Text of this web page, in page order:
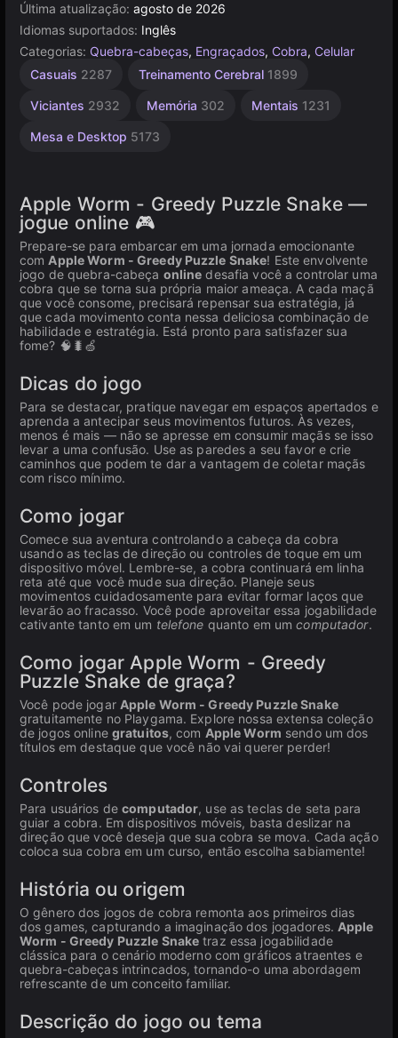
Última atualização: agosto de 2026
Idiomas suportados: Inglês
Categorias: Quebra-cabeças, Engraçados, Cobra, Celular
Casuais 2287 Treinamento Cerebral 1899
Viciantes 2932 Memória 302 Mentais 1231
Mesa e Desktop 5173
Alta
3572
Russos
Apple Worm - Greedy Puzzle Snake —
jogue online 🎮
Prepare-se para embarcar em uma jornada emocionante
com Apple Worm - Greedy Puzzle Snake! Este envolvente
jogo de quebra-cabeça online desafia você a controlar uma
cobra que se torna sua própria maior ameaça. A cada maçã
que você consome, precisará repensar sua estratégia, já
que cada movimento conta nessa deliciosa combinação de
habilidade e estratégia. Está pronto para satisfazer sua
fome? 🧠🐛🍏
Dicas do jogo
Para se destacar, pratique navegar em espaços apertados e
aprenda a antecipar seus movimentos futuros. Às vezes,
menos é mais — não se apresse em consumir maçãs se isso
levar a uma confusão. Use as paredes a seu favor e crie
caminhos que podem te dar a vantagem de coletar maçãs
com risco mínimo.
Como jogar
Comece sua aventura controlando a cabeça da cobra
usando as teclas de direção ou controles de toque em um
dispositivo móvel. Lembre-se, a cobra continuará em linha
reta até que você mude sua direção. Planeje seus
movimentos cuidadosamente para evitar formar laços que
levarão ao fracasso. Você pode aproveitar essa jogabilidade
cativante tanto em um telefone quanto em umcomputador.
Como jogar Apple Worm - Greedy
Puzzle Snake de graça?
Você pode jogar Apple Worm - Greedy Puzzle Snake
gratuitamente no Playgama. Explore nossa extensa coleção
de jogos online gratuitos, com Apple Worm sendo um dos
títulos em destaque que você não vai querer perder!
Controles
Para usuários decomputador, use as teclas de seta para
guiar a cobra. Em dispositivos móveis, basta deslizar na
direção que você deseja que sua cobra se mova. Cada ação
coloca sua cobra em um curso, então escolha sabiamente!
História ou origem
O gênero dos jogos de cobra remonta aos primeiros dias
dos games, capturando a imaginação dos jogadores. Apple
Worm - Greedy Puzzle Snake traz essa jogabilidade
clássica para o cenário moderno com gráficos atraentes e
quebra-cabeças intrincados, tornando-o uma abordagem
refrescante de um conceito familiar.
Descrição do jogo ou tema